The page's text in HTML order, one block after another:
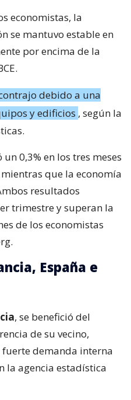
economistas, la
se mantuvo estable en
por encima de la
debido a una
y edificios , según la
0,3% en los tres meses
que la economía
resultados
trimestre y superan la
de los economistas
España e
, se benefició del
de su vecino,
demanda interna
la agencia estadística